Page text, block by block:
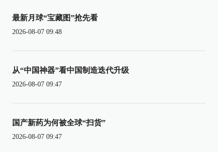
最新月球“宝藏图”抢先看
2026-08-07 09:48
从“中国神器”看中国制造迭代升级
2026-08-07 09:47
国产新药为何被全球“扫货”
2026-08-07 09:47